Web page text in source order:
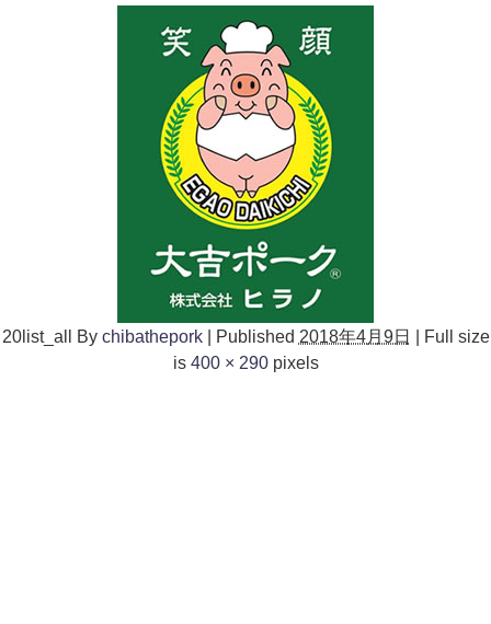
20list_all By chibathepork Published 2018年4月9日
Full size
is 400 × 290pixels